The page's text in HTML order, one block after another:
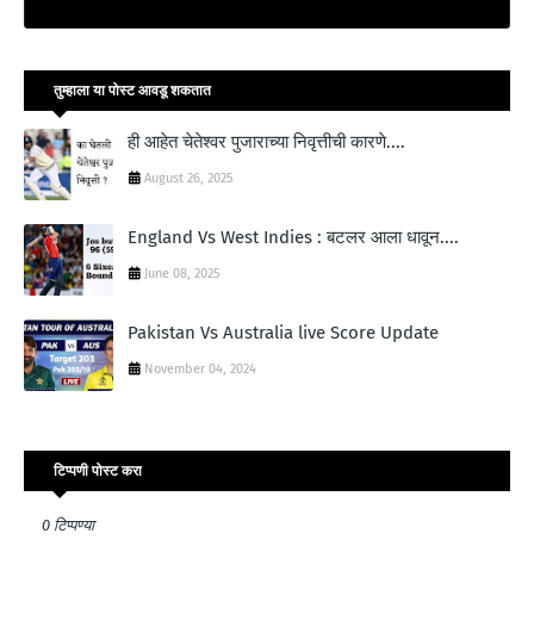
तुम्‍हाला या पोस्‍ट आवडू शकतात
ही आहेत चेतेश्वर पुजाराच्या निवृत्तीची कारणे....
August 26, 2025
England Vs West Indies : बटलर आला धावून....
June 08, 2025
Pakistan Vs Australia live Score Update
November 04, 2024
टिप्पणी पोस्ट करा
0 टिप्पण्या